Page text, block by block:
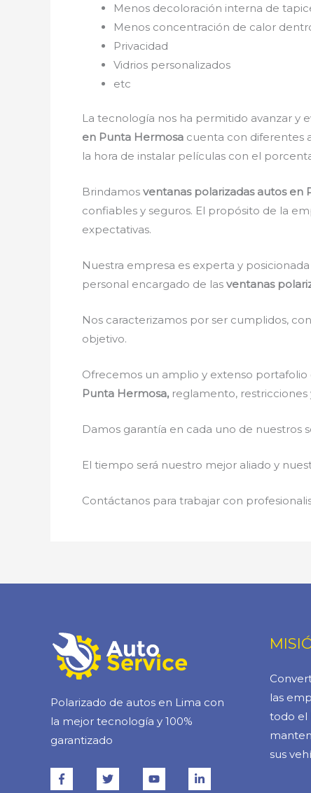
Menos decoloración interna de
Menos concentración de calor
Privacidad
Vidrios personalizados
etc
La tecnología nos ha permitido avanzar y
en Punta Hermosa cuenta con diferentes
la hora de instalar películas con el
Brindamos ventanas polarizadas autos en
confiables y seguros. El propósito de la
expectativas.
Nuestra empresa es experta y
personal encargado de las ventanas
Nos caracterizamos por ser cumplidos,
objetivo.
Ofrecemos un amplio y extenso portafolio
Punta Hermosa, reglamento,
Damos garantía en cada uno de nuestros
El tiempo será nuestro mejor aliado y
Contáctanos para trabajar con
Polarizado de autos en Lima con
la mejor tecnología y 100%
garantizado
las
todo el
sus